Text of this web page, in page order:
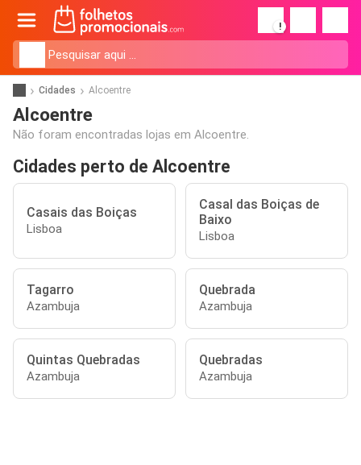
!
Cidades Alcoentre
Alcoentre
Não foram encontradas lojas em Alcoentre.
Cidades perto de Alcoentre
Casais das Boiças
Lisboa
Casal das Boiças de
Baixo
Lisboa
Tagarro
Azambuja
Quebrada
Azambuja
Quintas Quebradas
Azambuja
Quebradas
Azambuja